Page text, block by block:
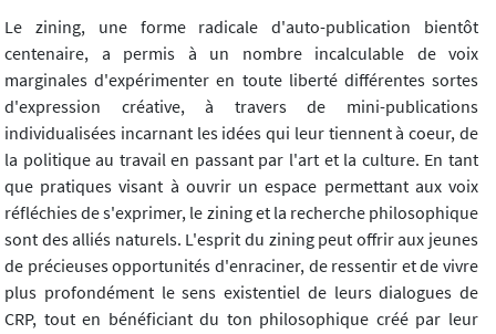
Le zining, une forme radicale d'auto-publication bientôt
centenaire, a permis à un nombre incalculable de voix
marginales d'expérimenter en toute liberté différentes sortes
d'expression créative, à travers de mini-publications
individualisées incarnant les idées qui leur tiennent à coeur, de
la politique au travail en passant par l'art et la culture. En tant
que pratiques visant à ouvrir un espace permettant aux voix
réfléchies de s'exprimer, le zining et la recherche philosophique
sont des alliés naturels. L'esprit du zining peut offrir aux jeunes
de précieuses opportunités d'enraciner, de ressentir et de vivre
plus profondément le sens existentiel de leurs dialogues de
CRP, tout en bénéficiant du ton philosophique créé par leur